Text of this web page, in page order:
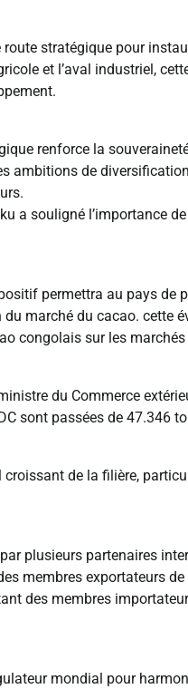
stratégique pour
et l’aval industriel,
renforce la
ambitions de
a souligné l’importance
permettra au pays
du marché du cacao.
congolais sur les
du Commerce
sont passées de 47.346
de la filière,
plusieurs partenaires
membres exportateurs de
des membres
mondial pour